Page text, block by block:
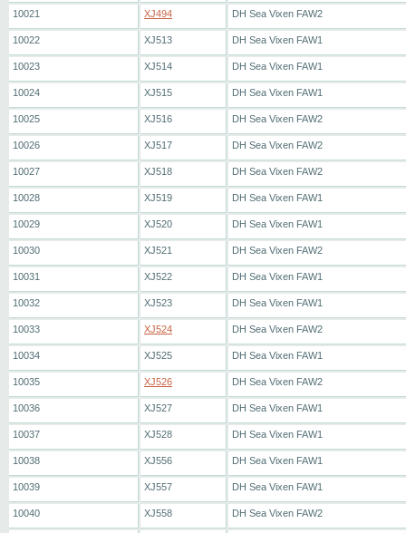
10021 XJ494 DH Sea Vixen FAW2
10022 XJ513 DH Sea Vixen FAW1
10023 XJ514 DH Sea Vixen FAW1
10024 XJ515 DH Sea Vixen FAW1
10025 XJ516 DH Sea Vixen FAW2
10026 XJ517 DH Sea Vixen FAW2
10027 XJ518 DH Sea Vixen FAW2
10028 XJ519 DH Sea Vixen FAW1
10029 XJ520 DH Sea Vixen FAW1
10030 XJ521 DH Sea Vixen FAW2
10031 XJ522 DH Sea Vixen FAW1
10032 XJ523 DH Sea Vixen FAW1
10033 XJ524 DH Sea Vixen FAW2
10034 XJ525 DH Sea Vixen FAW1
10035 XJ526 DH Sea Vixen FAW2
10036 XJ527 DH Sea Vixen FAW1
10037 XJ528 DH Sea Vixen FAW1
10038 XJ556 DH Sea Vixen FAW1
10039 XJ557 DH Sea Vixen FAW1
10040 XJ558 DH Sea Vixen FAW2